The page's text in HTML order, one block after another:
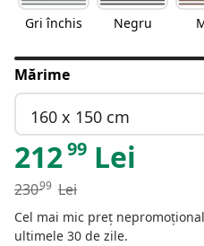
Gri închis Negru
Mărime
160 x 150 cm
21299 Lei
23099 Lei
Cel mai mic preț
ultimele 30 de zile.